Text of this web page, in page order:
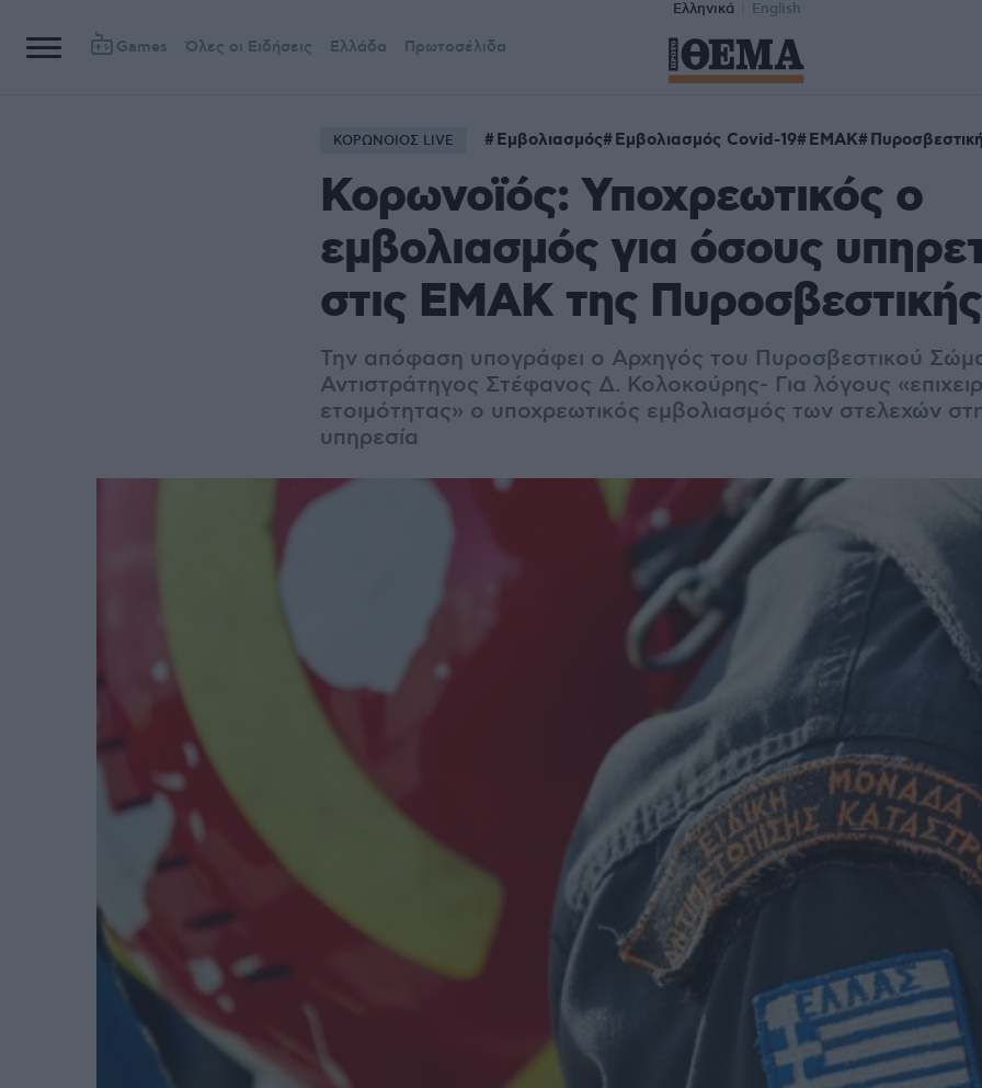
Ελληνικά English
Games Όλες οι Ειδήσεις Ελλάδα Πρωτοσέλιδα
ΚΟΡΩΝΟΙΟΣ LIVE Εμβολιασμός Εμβολιασμός Covid-19 ΕΜΑΚ Πυροσβεστική
Κορωνοϊός: Υποχρεωτικός ο
εμβολιασμός για όσους
στις ΕΜΑΚ της Πυροσβεστικής
Την απόφαση υπογράφει ο Αρχηγός του Πυροσβεστικού
Αντιστράτηγος Στέφανος Δ. Κολoκούρης- Για λόγους
ετοιμότητας» ο υποχρεωτικός εμβολιασμός των στελεχών
υπηρεσία